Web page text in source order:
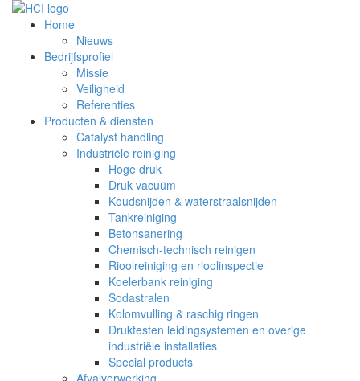
Home
Nieuws
Bedrijfsprofiel
Missie
Veiligheid
Referenties
Producten & diensten
Catalyst handling
Industriële reiniging
Hoge druk
Druk vacuüm
Koudsnijden & waterstraalsnijden
Tankreiniging
Betonsanering
Chemisch-technisch reinigen
Rioolreiniging en rioolinspectie
Koelerbank reiniging
Sodastralen
Kolomvulling & raschig ringen
Druktesten leidingsystemen en overige
industriële installaties
Special products